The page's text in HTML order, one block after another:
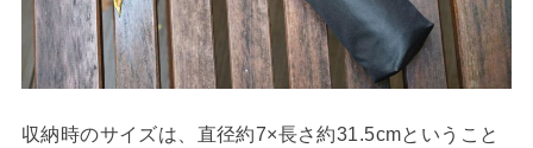
収納時のサイズは、直径約7×長さ約31.5cmということ